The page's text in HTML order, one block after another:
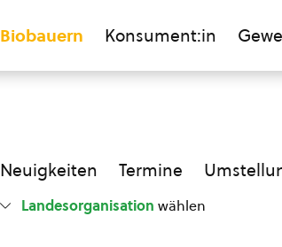
Biobauern Konsument:in
Neuigkeiten Termine
Landesorganisation wählen